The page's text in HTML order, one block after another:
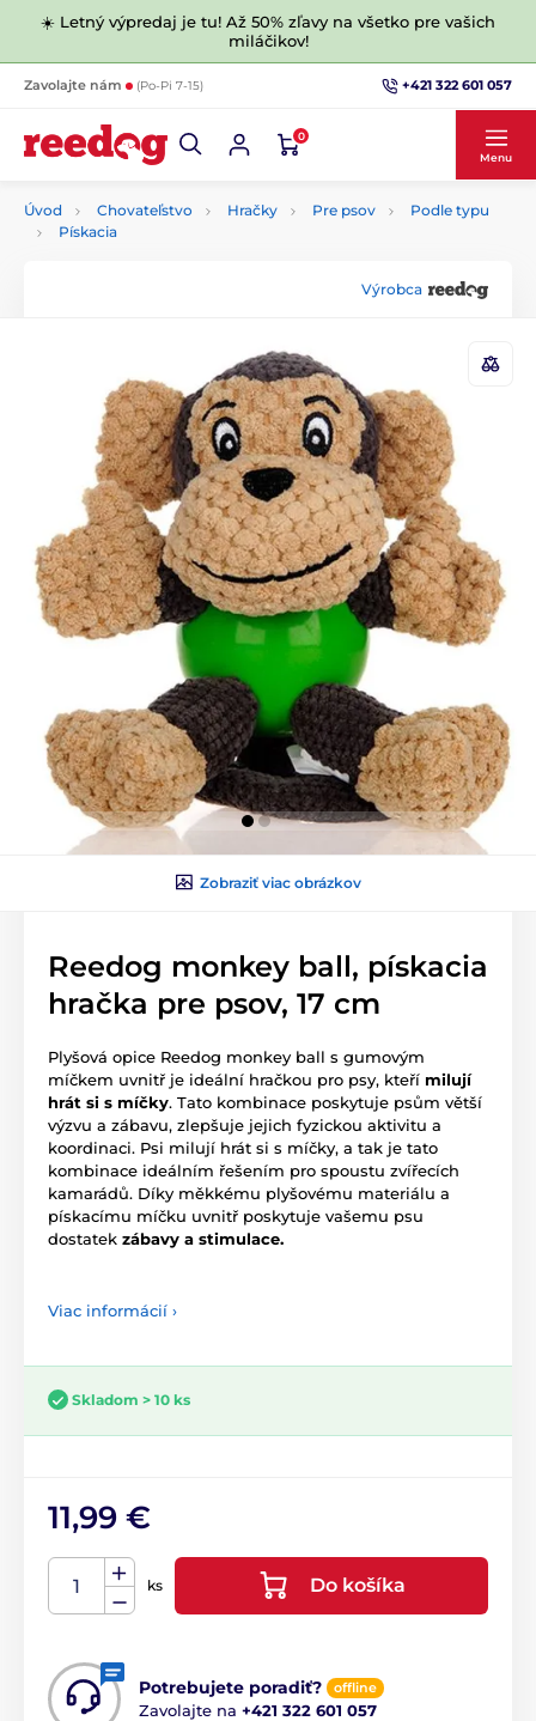
☀️ Letný výpredaj je tu! Až 50% zľavy na všetko pre vašich
miláčikov!
Zavolajte nám (Po-Pi 7-15) +421 322 601 057
0
Menu
Úvod Chovateľstvo Hračky Pre psov
Podle typu
Pískacia
Výrobca
Zobraziť viac obrázkov
Reedog monkey ball, pískacia
hračka pre psov, 17 cm
Plyšová opice Reedog monkey ball s gumovým
míčkem uvnitř je ideální hračkou pro psy, kteří milují
hrát si s míčky. Tato kombinace poskytuje psům větší
výzvu a zábavu, zlepšuje jejich fyzickou aktivitu a
koordinaci. Psi milují hrát si s míčky, a tak je tato
kombinace ideálním řešením pro spoustu zvířecích
kamarádů. Díky měkkému plyšovému materiálu a
pískacímu míčku uvnitř poskytuje vašemu psu
dostatek zábavy a stimulace.
Viac informácií ›
Skladom > 10 ks
11,99 €
ks Do košíka
Potrebujete poradiť? offline
Zavolajte na +421 322 601 057